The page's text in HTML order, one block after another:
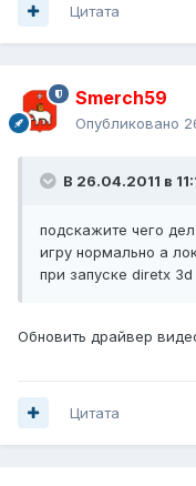
Цитата
Smerch59
Опубликовано
В 26.04.2011 в
подскажите чего
игру нормально а
при запуске diretx
Обновить драйвер
Цитата